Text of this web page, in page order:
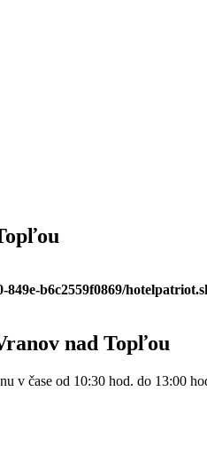
849e-b6c2559f0869/
nad Topľou
v čase od 10:30 hod. do 13:00